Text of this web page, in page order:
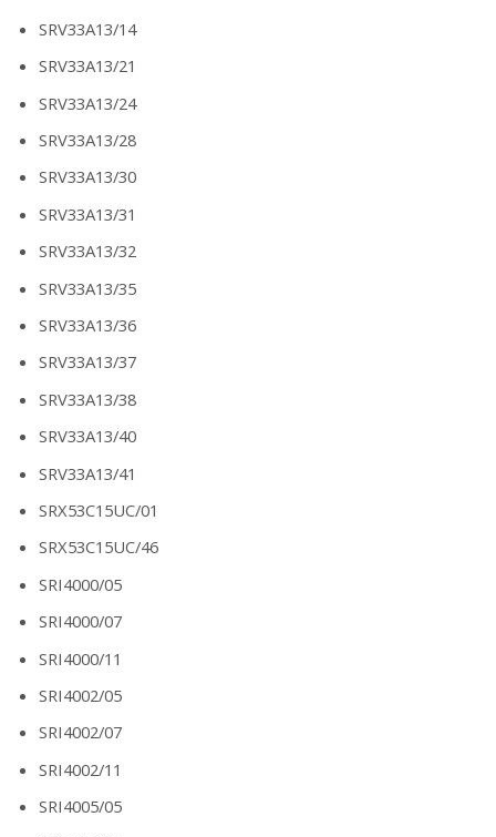
SRV33A13/14
SRV33A13/21
SRV33A13/24
SRV33A13/28
SRV33A13/30
SRV33A13/31
SRV33A13/32
SRV33A13/35
SRV33A13/36
SRV33A13/37
SRV33A13/38
SRV33A13/40
SRV33A13/41
SRX53C15UC/01
SRX53C15UC/46
SRI4000/05
SRI4000/07
SRI4000/11
SRI4002/05
SRI4002/07
SRI4002/11
SRI4005/05